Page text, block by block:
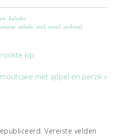
,Salades
,salade ,snel ,worel zeekraal
kip
met appel en perzik »
Vereiste velden